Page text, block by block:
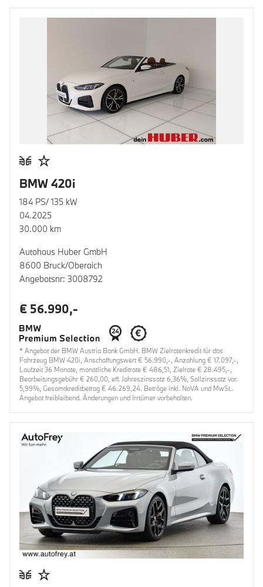
BMW 420i
184 PS/ 135 kW
04.2025
30.000 km
Autohaus Huber GmbH
8600 Bruck/Oberaich
Angebotsnr: 3008792
€ 56.990,-
* Angebot der BMW Austria Bank GmbH. BMW Zielratenkredit für das
Fahrzeug BMW 420i, Anschaffungswert € 56.990,-, Anzahlung € 17.097,-,
Laufzeit 36 Monate, monatliche Kreditrate € 486,51, Zielrate € 28.495,-,
Bearbeitungsgebühr € 260,00, eff. Jahreszinssatz 6,36%, Sollzinssatz var.
5,99%, Gesamtkreditbetrag € 46.269,24. Beträge inkl. NoVA und MwSt..
Angebot freibleibend. Änderungen und Irrtümer vorbehalten.